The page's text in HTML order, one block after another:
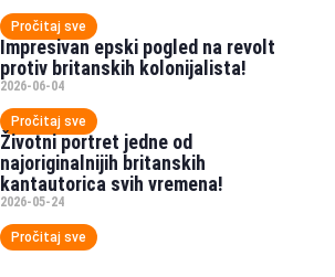
Pročitaj sve
Impresivan epski pogled na revolt
protiv britanskih kolonijalista!
2026-06-04
Pročitaj sve
Životni portret jedne od
najoriginalnijih britanskih
kantautorica svih vremena!
2026-05-24
Pročitaj sve